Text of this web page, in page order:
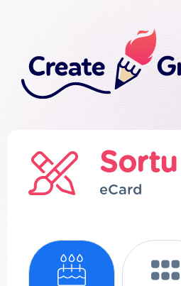
Sortu
eCard